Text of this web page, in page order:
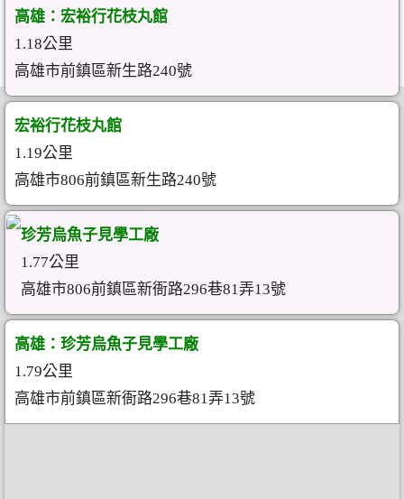
高雄：宏裕行花枝丸館
1.18公里
高雄市前鎮區新生路240號
宏裕行花枝丸館
1.19公里
高雄市806前鎮區新生路240號
珍芳烏魚子見學工廠
1.77公里
高雄市806前鎮區新衙路296巷81弄13號
高雄：珍芳烏魚子見學工廠
1.79公里
高雄市前鎮區新衙路296巷81弄13號